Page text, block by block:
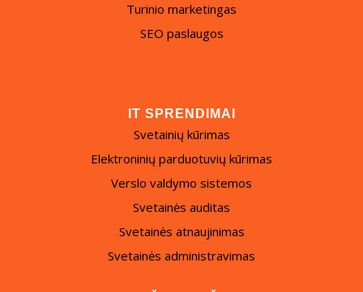
Turinio marketingas
SEO paslaugos
IT SPRENDIMAI
Svetainių kūrimas
Elektroninių parduotuvių kūrimas
Verslo valdymo sistemos
Svetainės auditas
Svetainės atnaujinimas
Svetainės administravimas